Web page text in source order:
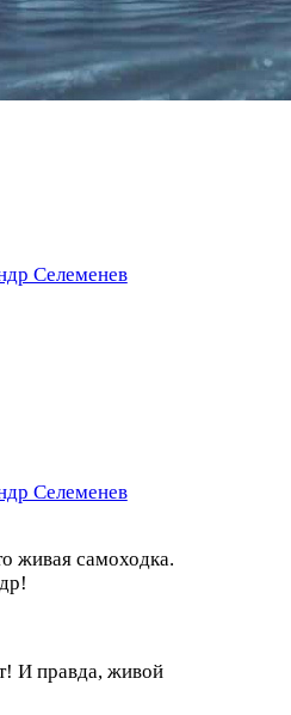
Селеменев
Селеменев
живая самоходка.
И правда, живой